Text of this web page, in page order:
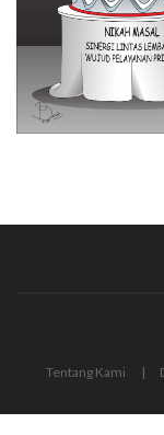
Tentang Kami